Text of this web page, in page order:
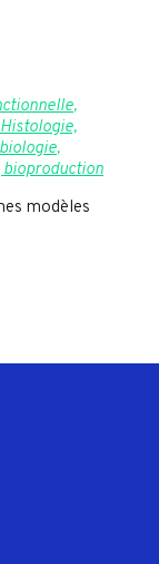
,
Histologie,
,
modèles